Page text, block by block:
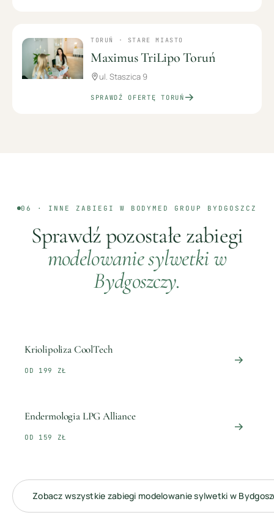
TORUŃ · STARE MIASTO
Maximus TriLipo Toruń
ul. Staszica 9
SPRAWDŹ OFERTĘTORUŃ
06 · INNE ZABIEGI W BODYMED GROUP BYDGOSZCZ
Sprawdź pozostałe zabiegi
modelowanie sylwetki w
Bydgoszczy.
Kriolipoliza CoolTech
OD 199 ZŁ
Endermologia LPG Alliance
OD 159 ZŁ
Zobacz wszystkie zabiegi modelowanie sylwetki w